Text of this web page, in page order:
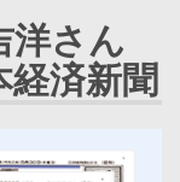
洋さん
経済新聞